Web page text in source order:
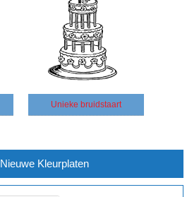
Unieke bruidstaart
Nieuwe Kleurplaten